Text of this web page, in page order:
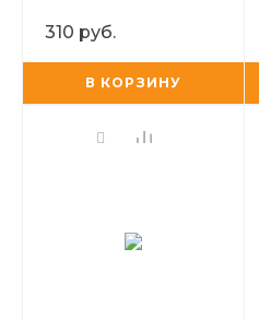
310 руб.
В КОРЗИНУ